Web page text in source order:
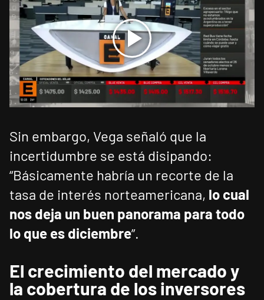
Sin embargo, Vega señaló que la
incertidumbre se está disipando:
“Básicamente habría un recorte de la
tasa de interés norteamericana, lo cual
nos deja un buen panorama para todo
lo que es diciembre”.
El crecimiento del mercado y
la cobertura de los inversores